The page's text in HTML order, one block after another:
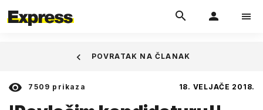
7509 prikaza 18. VELJAČE 2018.
POVRATAK NA ČLANAK